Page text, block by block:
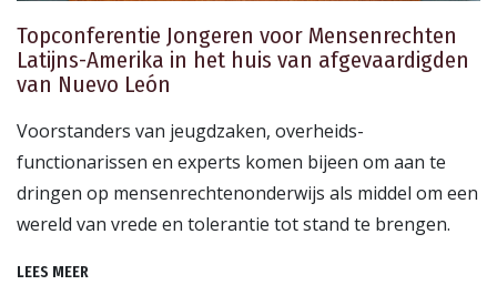
Topconferentie Jongeren voor Mensenrechten
Latijns-Amerika in het huis van afgevaardigden
van Nuevo León
Voorstanders van jeugdzaken, overheids­
functionarissen en experts komen bijeen om aan te
dringen op mensenrechtenonderwijs als middel om een
wereld van vrede en tolerantie tot stand te brengen.
LEES MEER